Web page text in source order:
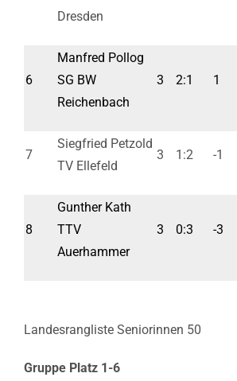
Dresden
6
Manfred Pollog
SG BW
Reichenbach
3 2:1 1
7
Siegfried Petzold
TV Ellefeld
3 1:2 -1
8
Gunther Kath
TTV
Auerhammer
3 0:3 -3
Landesrangliste Seniorinnen 50
Gruppe Platz 1-6